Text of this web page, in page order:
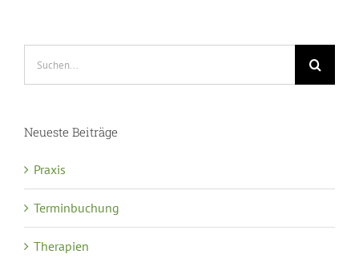
Neueste Beiträge
Praxis
Terminbuchung
Therapien